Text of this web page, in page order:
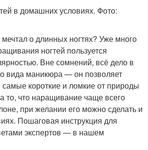
в домашних условиях. Фото:
о длинных ногтях? Уже много
ногтей пользуется
Вне сомнений, всё дело в
вида маникюра — он позволяет
короткие и ломкие от природы
то, что наращивание чаще всего
при желании его можно сделать и
Пошаговая инструкция для
экспертов — в нашем